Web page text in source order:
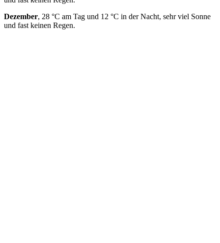
Dezember, 28 °C am Tag und 12 °C in der Nacht, sehr viel Sonne
und fast keinen Regen.